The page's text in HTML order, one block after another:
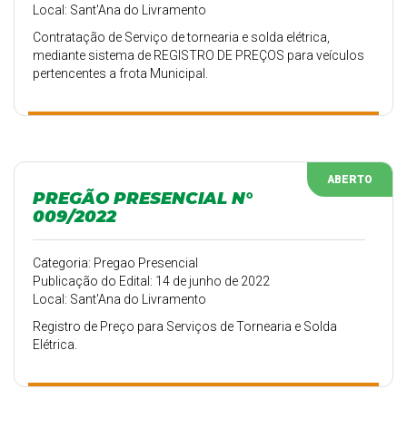
Local: Sant'Ana do Livramento
Contratação de Serviço de tornearia e solda elétrica,
mediante sistema de REGISTRO DE PREÇOS para veículos
pertencentes a frota Municipal.
ABERTO
PREGÃO PRESENCIAL N°
009/2022
Categoria: Pregao Presencial
Publicação do Edital: 14 de junho de 2022
Local: Sant'Ana do Livramento
Registro de Preço para Serviços de Tornearia e Solda
Elétrica.